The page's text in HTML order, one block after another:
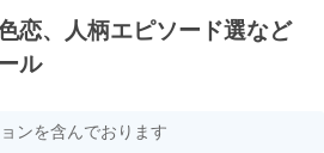
恋、人柄エピソード選など
ル
ンを含んでおります